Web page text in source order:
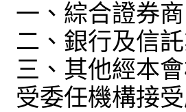
一、綜合證券
二、銀行及信
三、其他經本
受委任機構接